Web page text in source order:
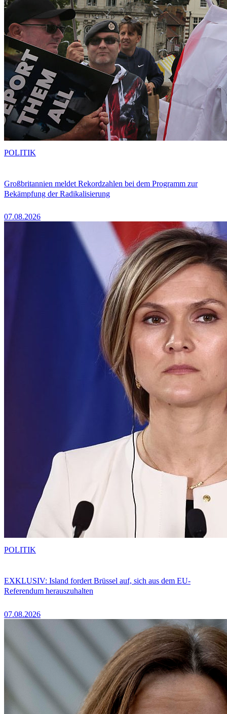
Großbritannien meldet Rekordzahlen bei dem Programm zur
Bekämpfung der Radikalisierung
07.08.2026
POLITIK
EXKLUSIV: Island fordert Brüssel auf, sich aus dem EU-
Referendum herauszuhalten
07.08.2026
POLITIK